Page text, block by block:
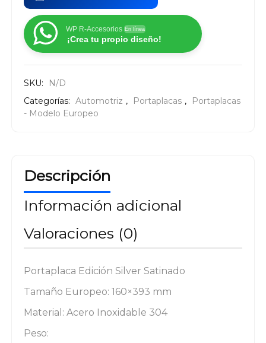
WP R-Accesorios En línea
¡Crea tu propio diseño!
SKU:
N/D
Categorías: Automotriz , Portaplacas ,
Portaplacas
- Modelo Europeo
Descripción
Información adicional
Valoraciones (0)
Portaplaca Edición Silver Satinado
Tamaño Europeo: 160×393 mm
Material: Acero Inoxidable 304
Peso: